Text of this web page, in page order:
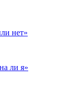
нет»
ли я»